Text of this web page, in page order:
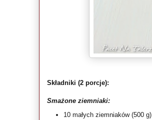
Składniki (2 porcje):
Smażone ziemniaki:
10 małych ziemniaków (500 g)